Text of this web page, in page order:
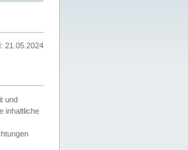
21.05.2024
und
inhaltliche